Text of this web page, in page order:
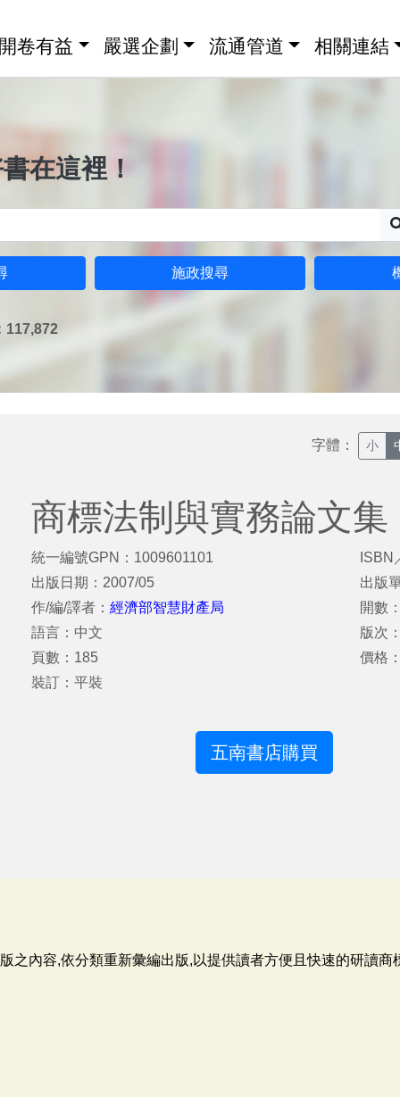
卷有益 嚴選企劃 流通管道 相關連結
在這裡！
施政搜尋
117,872
字體： 小
商標法制與實務論文集
統一編號GPN：1009601101
出版日期：2007/05
作/編/譯者： 經濟部智慧財產局
語言：中文
頁數：185
裝訂：平裝
出版
開數
版次
價格
五南書店購買
之內容,依分類重新彙編出版,以提供讀者方便且快速的研讀商